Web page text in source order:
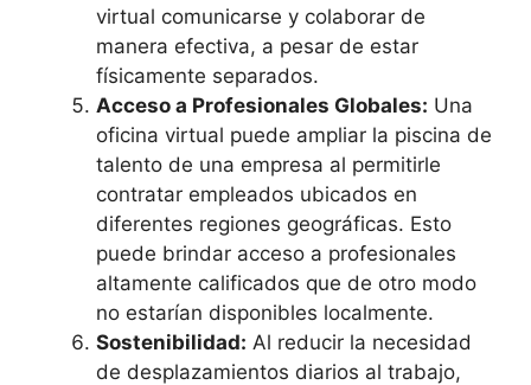
virtual comunicarse y colaborar de
manera efectiva, a pesar de estar
físicamente separados.
Acceso a Profesionales Globales: Una
oficina virtual puede ampliar la piscina de
talento de una empresa al permitirle
contratar empleados ubicados en
diferentes regiones geográficas. Esto
puede brindar acceso a profesionales
altamente calificados que de otro modo
no estarían disponibles localmente.
Sostenibilidad: Al reducir la necesidad
de desplazamientos diarios al trabajo,